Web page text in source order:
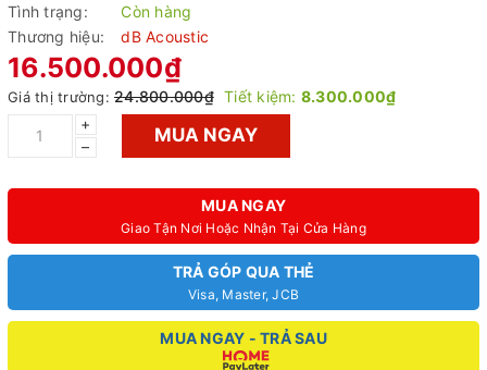
Tình trạng:
Còn hàng
Thương hiệu:
dB Acoustic
16.500.000₫
Giá thị trường: 24.800.000₫ Tiết kiệm: 8.300.000₫
+
–
MUA NGAY
MUA NGAY
Giao Tận Nơi Hoặc Nhận Tại Cửa Hàng
TRẢ GÓP QUA THẺ
Visa, Master, JCB
MUA NGAY - TRẢ SAU